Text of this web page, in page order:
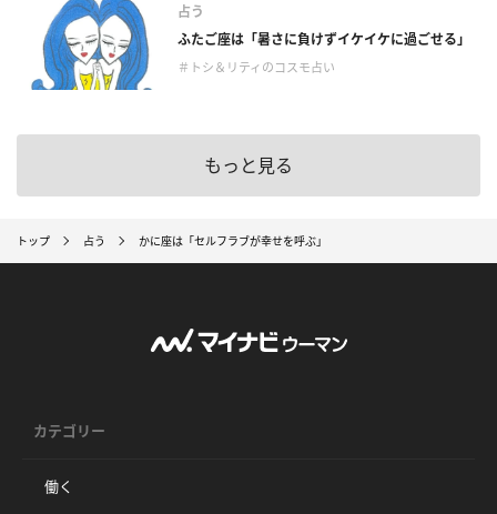
占う
ふたご座は「暑さに負けずイケイケに過ごせる」
＃トシ＆リティのコスモ占い
もっと見る
トップ 占う かに座は「セルフラブが幸せを呼ぶ」
カテゴリー
働く